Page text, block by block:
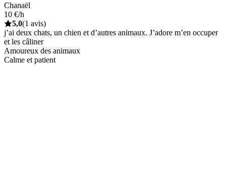
Chanaël
10 €/h
5,0(1 avis)
j’ai deux chats, un chien et d’autres animaux. J’adore m’en occuper
et les câliner
Amoureux des animaux
Calme et patient